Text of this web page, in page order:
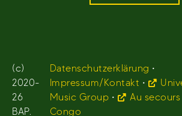
(c)
2020-
26
BAP.
Datenschutzerklärung •
Impressum/Kontakt •
Music Group •
Au
Congo